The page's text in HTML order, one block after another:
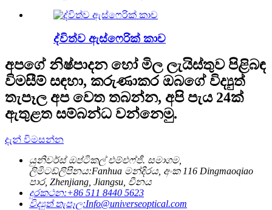
ද්විත්ව ඇස්ෆෙරික් කාච
අපගේ නිෂ්පාදන හෝ මිල ලැයිස්තුව පිළිබඳ
විමසීම් සඳහා, කරුණාකර ඔබගේ විද්‍යුත්
තැපෑල අප වෙත තබන්න, අපි පැය 24ක්
ඇතුළත සම්බන්ධ වන්නෙමු.
දැන් විමසන්න
යුනිවර්ස් ඔප්ටිකල් එම්එෆ්ජී. සමාගම,
ලිමිටඩ්ලිපිනය:Fanhua මන්දිරය, අංක 116 Dingmaoqiao
පාර, Zhenjiang, Jiangsu, චීනය
දුරකථන:+86 511 8440 5623
විද්‍යුත් තැපෑල:Info@universeoptical.com